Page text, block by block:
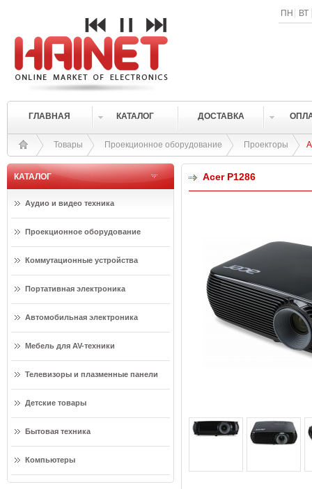
ПН ВТ
ГЛАВНАЯ КАТАЛОГ ДОСТАВКА
Товары Проекционное оборудование Проекторы
КАТАЛОГ
Аудио и видео техника
Проекционное оборудование
Коммутационные устройства
Портативная электроника
Автомобильная электроника
Мебель для AV-техники
Телевизоры и плазменные панели
Детские товары
Бытовая техника
Компьютеры
Acer P1286